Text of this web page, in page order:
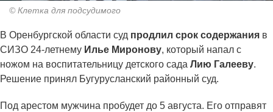
© Клетка для подсудимого
В Оренбургской области суд продлил срок содержания в
СИЗО 24-летнему Илье Миронову, который напал с
ножом на воспитательницу детского сада Лию Галееву.
Решение принял Бугурусланский районный суд.
Под арестом мужчина пробудет до 5 августа. Его отправят